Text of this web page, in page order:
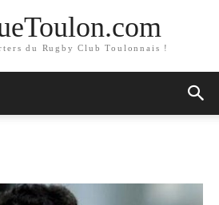
du Rugby Club Toulonnais !